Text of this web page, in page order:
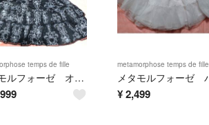
temps de fille
メタモルフォーゼ オーナメント柄OP
metamorphose temps de fille
¥ 2,499